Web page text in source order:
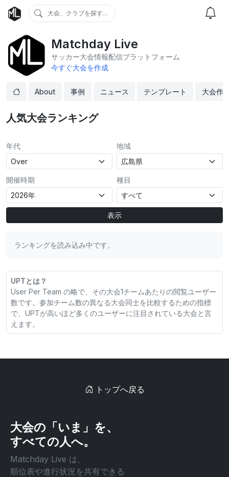
大会、クラブを探す...
Matchday Live
サッカー大会情報配信プラットフォーム
今すぐ大会を作成
About 事例 ニュース テンプレート 大会作
人気大会ランキング
年代 地域
開催時期 種目
表示
ランキングを読み込み中です。
UPTとは？
User Per Team の略で、その大会1チームあたりの閲覧ユーザー
数です。参加チーム数の異なる大会同士を比較するための指標
で、UPTが高いほど多くのユーザーに注目されている大会と言
えます。
トップへ戻る
大会の「いま」を、
すべての人へ。
Matchday Live は、
順位表や進行状況を共有できる